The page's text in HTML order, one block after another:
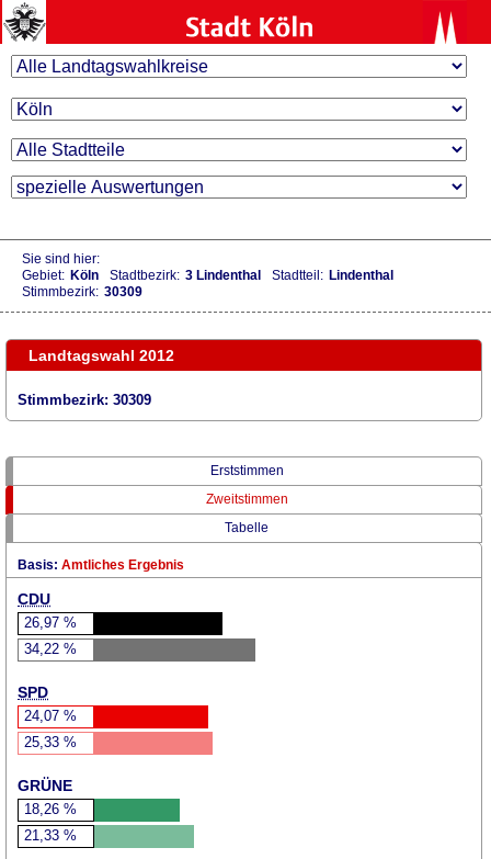
Sie sind hier:
Gebiet: Köln Stadtbezirk: 3 Lindenthal Stadtteil: Lindenthal
Stimmbezirk: 30309
Landtagswahl 2012
Stimmbezirk: 30309
Erststimmen
Zweitstimmen
Tabelle
Basis: Amtliches Ergebnis
CDU
26,97 %
34,22 %
SPD
24,07 %
25,33 %
GRÜNE
18,26 %
21,33 %